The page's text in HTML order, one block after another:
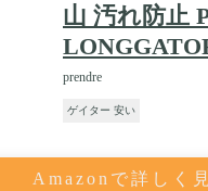
山 汚れ防止
prendre
ゲイター 安い
Amazonで詳しく